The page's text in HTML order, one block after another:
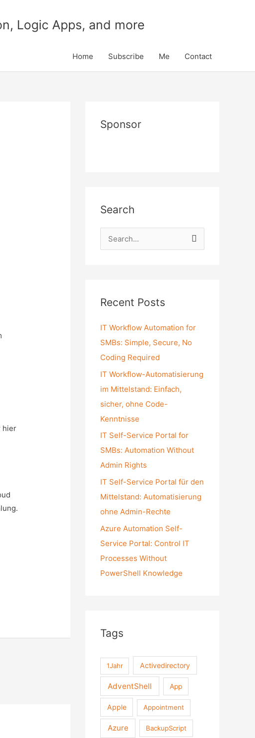
Logic Apps, and more
Home Subscribe Me Contact
hier
Sponsor
Search
e
h
f
o
r
Recent Posts
IT Workflow Automation for
SMBs: Simple, Secure, No
Coding Required
IT Workflow-Automatisierung
im Mittelstand: Einfach,
sicher, ohne Code-
Kenntnisse
IT Self-Service Portal for
SMBs: Automation Without
Admin Rights
IT Self-Service Portal für den
Mittelstand: Automatisierung
ohne Admin-Rechte
Azure Automation Self-
Service Portal: Control IT
Processes Without
PowerShell Knowledge
Tags
1Jahr Activedirectory
AdventShell App
Apple Appointment
Azure BackupScript